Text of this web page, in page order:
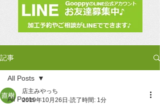
記事
All Posts
All Posts
店主みやっち
2019年10月26日 読了時間: 1分